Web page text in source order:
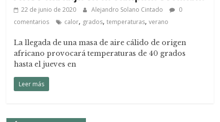
22 de junio de 2020 Alejandro Solano Cintado
0
comentarios
calor, grados,temperaturas,verano
La llegada de una masa de aire cálido de origen
africano provocará temperaturas de 40 grados
hasta el jueves en
Leer más